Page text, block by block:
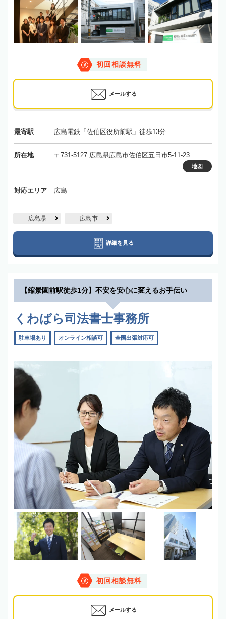
初回相談無料
メールする
最寄駅 広島電鉄「佐伯区役所前駅」徒歩13分
所在地 〒731-5127 広島県広島市佐伯区五日市5-11-23
地図
対応エリア 広島
広島県 広島市
詳細を見る
【縮景園前駅徒歩1分】不安を安心に変えるお手伝い
くわばら司法書士事務所
駐車場あり オンライン相談可 全国出張対応可
初回相談無料
メールする